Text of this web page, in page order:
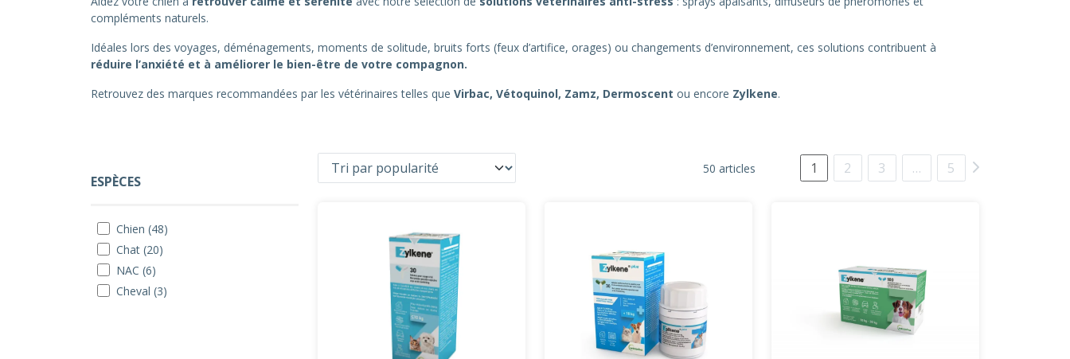
compléments naturels.
Idéales lors des voyages, déménagements, moments de solitude, bruits forts (feux d’artifice, orages) ou changements d’environnement, ces solutions contribuent à
réduire l’anxiété et à améliorer le bien-être de votre compagnon.
Retrouvez des marques recommandées par les vétérinaires telles que Virbac, Vétoquinol, Zamz, Dermoscent ou encore Zylkene.
ESPÈCES
Chien (48)
Chat (20)
NAC (6)
Cheval (3)
50 articles 1 2 3 … 5